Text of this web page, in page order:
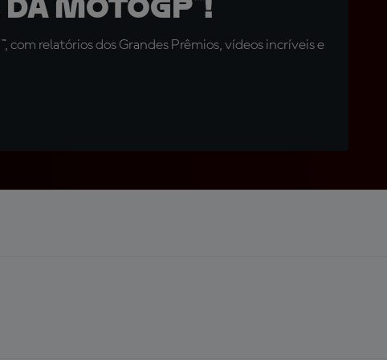
MotoGP™!
com relatórios dos Grandes Prêmios, vídeos incríveis e